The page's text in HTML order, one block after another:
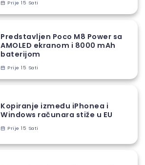
Prije 15 Sati
Predstavljen Poco M8 Power sa
AMOLED ekranom i 8000 mAh
baterijom
Prije 15 Sati
Kopiranje između iPhonea i
Windows računara stiže u EU
Prije 15 Sati